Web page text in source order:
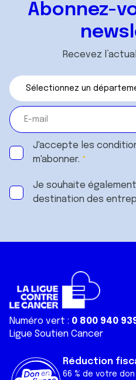
Abonnez-
Recevez
J'accepte les
m'abonner.
Je souhaite
destination des
Numéro vert : 0 800 940
Ligue Soutien Cancer
Réduction
66 % de votre